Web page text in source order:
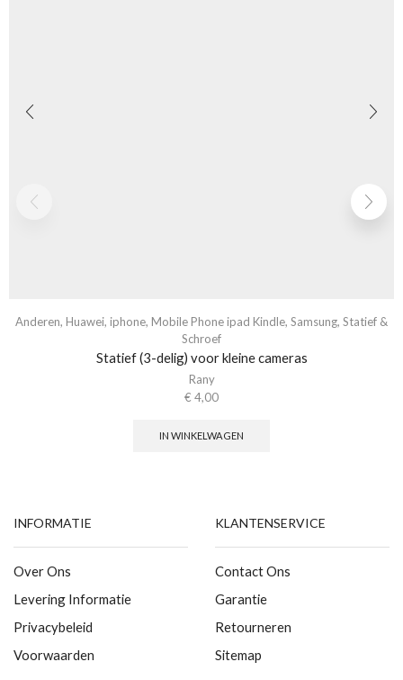
Anderen, Huawei, iphone, Mobile Phone ipad Kindle, Samsung, Statief &
Schroef
Statief (3-delig) voor kleine cameras
Rany
€ 4,00
IN WINKELWAGEN
INFORMATIE
Over Ons
Levering Informatie
Privacybeleid
Voorwaarden
KLANTENSERVICE
Contact Ons
Garantie
Retourneren
Sitemap